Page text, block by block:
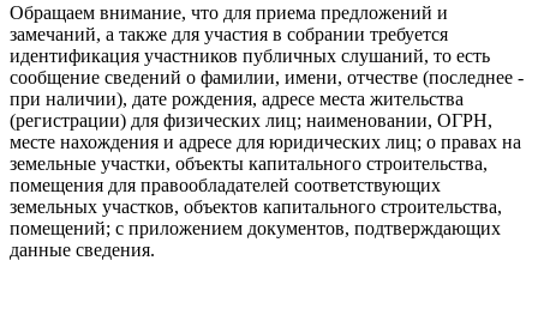
Обращаем внимание, что для приема предложений и
замечаний, а также для участия в собрании требуется
идентификация участников публичных слушаний, то есть
сообщение сведений о фамилии, имени, отчестве (последнее -
при наличии), дате рождения, адресе места жительства
(регистрации) для физических лиц; наименовании, ОГРН,
месте нахождения и адресе для юридических лиц; о правах на
земельные участки, объекты капитального строительства,
помещения для правообладателей соответствующих
земельных участков, объектов капитального строительства,
помещений; с приложением документов, подтверждающих
данные сведения.